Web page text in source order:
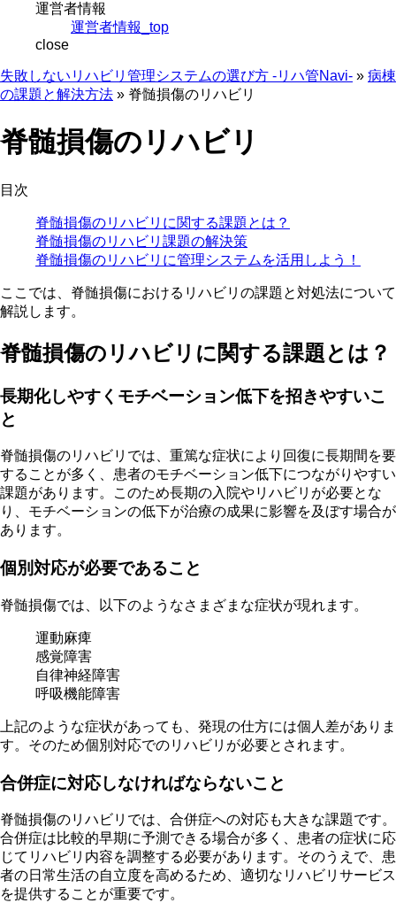
運営者情報
運営者情報_top
close
失敗しないリハビリ管理システムの選び方 -リハ管Navi- » 病棟
の課題と解決方法 » 脊髄損傷のリハビリ
脊髄損傷のリハビリ
目次
脊髄損傷のリハビリに関する課題とは？
脊髄損傷のリハビリ課題の解決策
脊髄損傷のリハビリに管理システムを活用しよう！
ここでは、脊髄損傷におけるリハビリの課題と対処法について
解説します。
脊髄損傷のリハビリに関する課題とは？
長期化しやすくモチベーション低下を招きやすいこ
と
脊髄損傷のリハビリでは、重篤な症状により回復に長期間を要
することが多く、患者のモチベーション低下につながりやすい
課題があります。このため長期の入院やリハビリが必要とな
り、モチベーションの低下が治療の成果に影響を及ぼす場合が
あります。
個別対応が必要であること
脊髄損傷では、以下のようなさまざまな症状が現れます。
運動麻痺
感覚障害
自律神経障害
呼吸機能障害
上記のような症状があっても、発現の仕方には個人差がありま
す。そのため個別対応でのリハビリが必要とされます。
合併症に対応しなければならないこと
脊髄損傷のリハビリでは、合併症への対応も大きな課題です。
合併症は比較的早期に予測できる場合が多く、患者の症状に応
じてリハビリ内容を調整する必要があります。そのうえで、患
者の日常生活の自立度を高めるため、適切なリハビリサービス
を提供することが重要です。